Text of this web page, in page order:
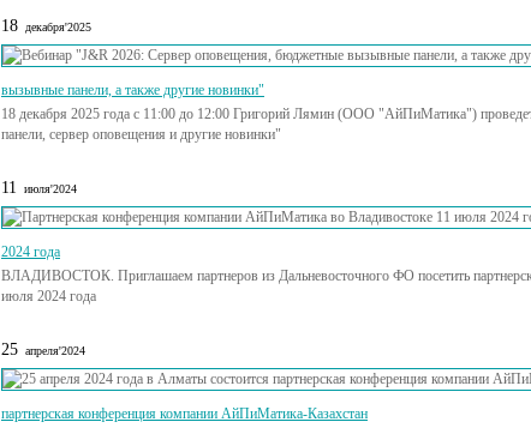
18 декабря'2025
вызывные панели, а также другие новинки"
18 декабря 2025 года с 11:00 до 12:00 Григорий Лямин (ООО "АйПиМатика")
панели, сервер оповещения и другие новинки"
11 июля'2024
2024 года
ВЛАДИВОСТОК. Приглашаем партнеров из Дальневосточного ФО посетить
июля 2024 года
25 апреля'2024
партнерская конференция компании АйПиМатика-Казахстан